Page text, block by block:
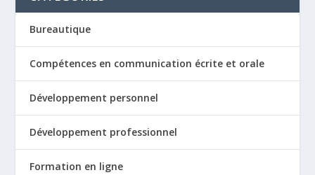
Bureautique
Compétences en communication écrite et orale
Développement personnel
Développement professionnel
Formation en ligne